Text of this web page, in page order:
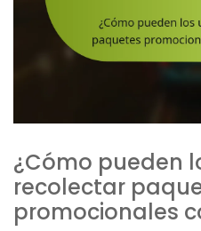
¿Cómo pueden
recolectar
promocionales